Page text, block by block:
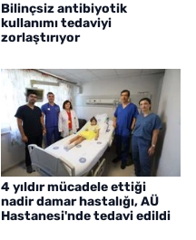
Bilinçsiz antibiyotik
kullanımı tedaviyi
zorlaştırıyor
4 yıldır mücadele ettiği
nadir damar hastalığı, AÜ
Hastanesi'nde tedavi edildi